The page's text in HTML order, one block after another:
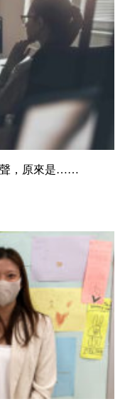
聲，原來是……